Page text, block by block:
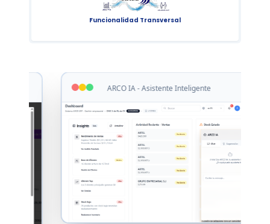
Funcionalidad Transversal
ARCO IA - Asistente Inteligente